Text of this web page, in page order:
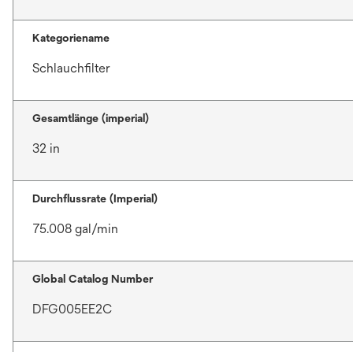
Kategoriename
Schlauchfilter
Gesamtlänge (imperial)
32 in
Durchflussrate (Imperial)
75.008 gal/min
Global Catalog Number
DFG005EE2C